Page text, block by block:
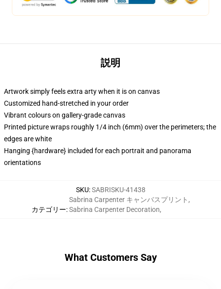
説明
Artwork simply feels extra arty when it is on canvas
Customized hand-stretched in your order
Vibrant colours on gallery-grade canvas
Printed picture wraps roughly 1/4 inch (6mm) over the perimeters; the
edges are white
Hanging {hardware} included for each portrait and panorama
orientations
SKU:SABRISKU-41438
カテゴリー:
Sabrina Carpenter キャンバスプリント ,
Sabrina Carpenter Decoration,
What Customers Say